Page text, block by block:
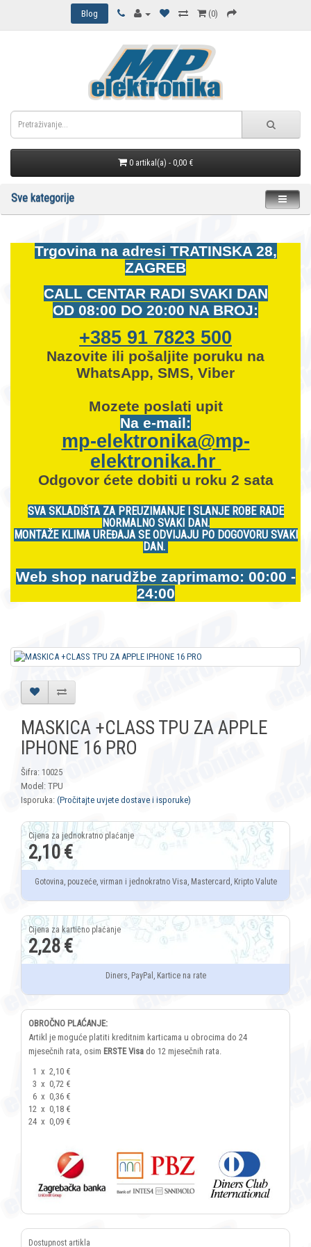
Blog (0)
0 artikal(a) - 0,00 €
Sve kategorije
Trgovina na adresi TRATINSKA 28,
ZAGREB
CALL CENTAR RADI SVAKI DAN
OD 08:00 DO 20:00 NA BROJ:
+385 91 7823 500
Nazovite ili pošaljite poruku na
WhatsApp, SMS, Viber
Mozete poslati upit
Na e-mail:
mp-elektronika@mp-
elektronika.hr
Odgovor ćete dobiti u roku 2 sata
SVA SKLADIŠTA ZA PREUZIMANJE I SLANJE ROBE RADE
NORMALNO SVAKI DAN.
MONTAŽE KLIMA UREĐAJA SE ODVIJAJU PO DOGOVORU SVAKI
DAN.
Web shop narudžbe zaprimamo: 00:00 -
24:00
MASKICA +CLASS TPU ZA APPLE
IPHONE 16 PRO
Šifra: 10025
Model: TPU
Isporuka: (Pročitajte uvjete dostave i isporuke)
2,10 €
Gotovina, pouzeće, virman i jednokratno Visa, Mastercard, Kripto Valute
2,28 €
Diners, PayPal, Kartice na rate
OBROČNO PLAĆANJE:
Artikl je moguće platiti kreditnim karticama u obrocima do 24
mjesečnih rata, osim ERSTE Visa do 12 mjesečnih rata.
1 x 2,10 €
3 x 0,72 €
6 x 0,36 €
12 x 0,18 €
24 x 0,09 €